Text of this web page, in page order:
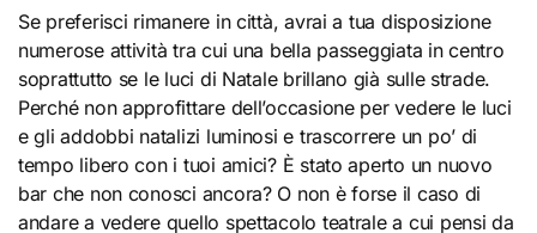
Se preferisci rimanere in città, avrai a tua disposizione
numerose attività tra cui una bella passeggiata in centro
soprattutto se le luci di Natale brillano già sulle strade.
Perché non approfittare dell’occasione per vedere le luci
e gli addobbi natalizi luminosi e trascorrere un po’ di
tempo libero con i tuoi amici? È stato aperto un nuovo
bar che non conosci ancora? O non è forse il caso di
andare a vedere quello spettacolo teatrale a cui pensi da